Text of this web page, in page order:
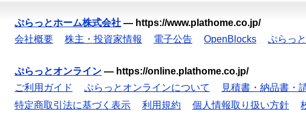
ぷらっとホーム株式会社 — https://www.plathome.co.jp/
会社概要
株主・投資家情報 電子公告 OpenBlocks ぷらっ
ぷらっとオンライン — https://online.plathome.co.jp/
ご利用ガイド
ぷらっとオンラインについて 見積書・納品書・
特定商取引法に基づく表示
利用規約 個人情報取り扱い方針